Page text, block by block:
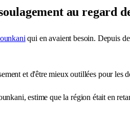
au regard
qui en avaient besoin. Depuis
et d'être mieux outillées pour les
estime que la région était en